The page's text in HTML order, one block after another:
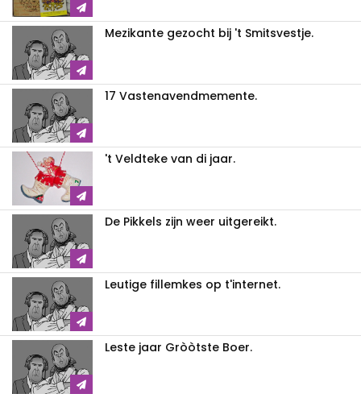
Mezikante gezocht bij 't Smitsvestje.
17 Vastenavendmemente.
't Veldteke van di jaar.
De Pikkels zijn weer uitgereikt.
Leutige fillemkes op t'internet.
Leste jaar Gròòtste Boer.